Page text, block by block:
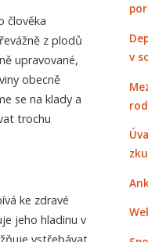
člověka
z plodů
upravované,
obecně
se na klady a
trochu
ke zdravé
jeho hladinu v
v